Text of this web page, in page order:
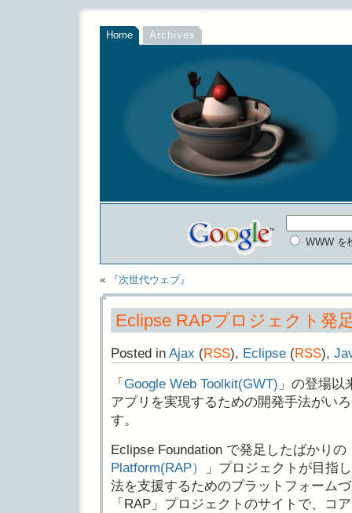
Home Archives
WWW を
« 『次世代ウェブ』
Eclipse RAPプロジェクト発
Posted in Ajax (RSS), Eclipse (RSS),
「 Google Web Toolkit(GWT) 」の登場
アプリを実現するための開発手法がい
す。
Eclipse Foundation で発足したばかりの
Platform(RAP）
」プロジェクトが目指
法を支援するためのプラットフォーム
「RAP」プロジェクトのサイトで、コ